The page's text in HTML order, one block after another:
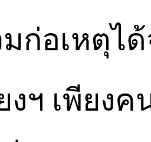
ก่อเหตุไ
งฯ เพียง